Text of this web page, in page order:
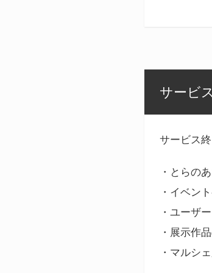
サービ
サービス
・とらの
・イベン
・ユーザ
・展示作
・マルシ